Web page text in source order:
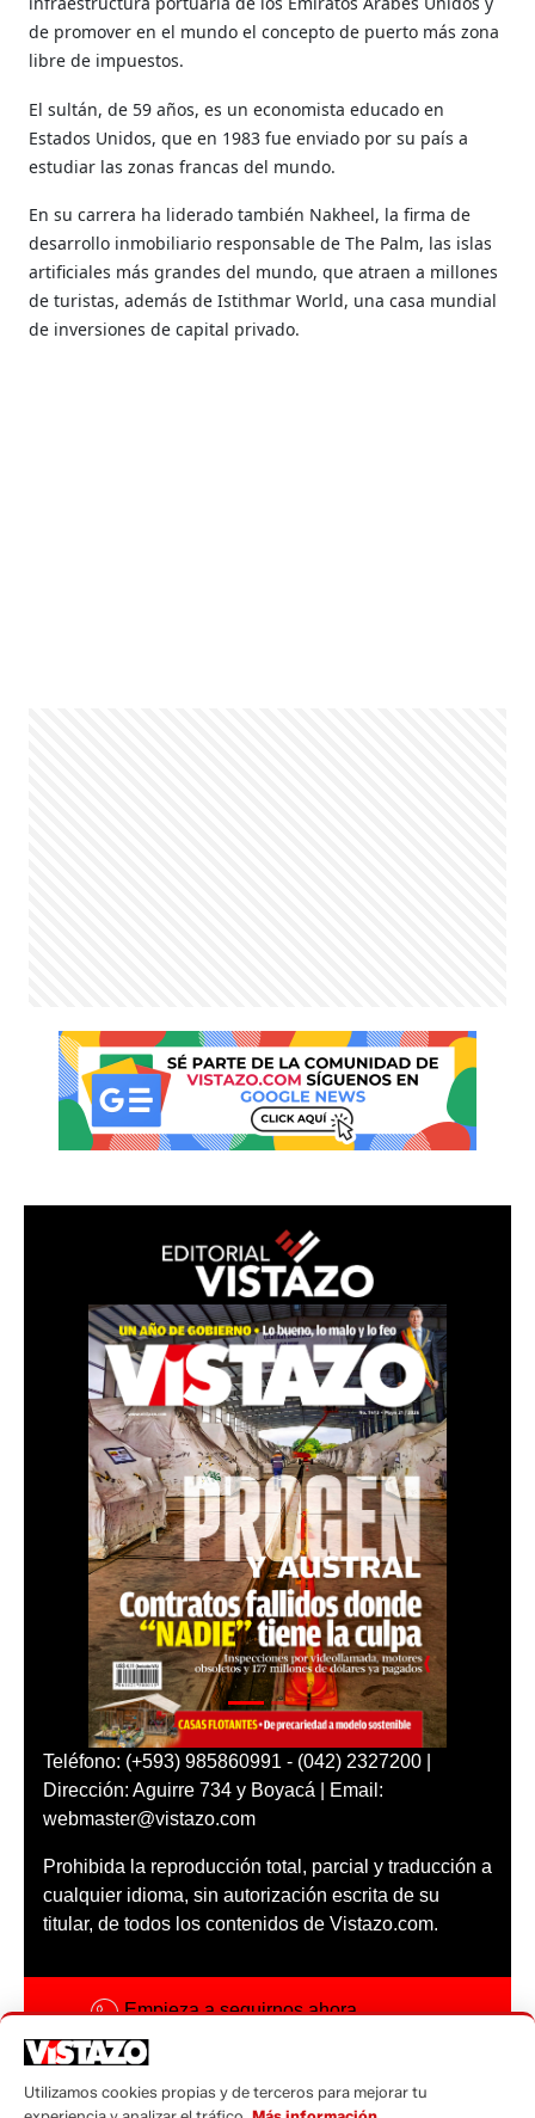
de promover en el mundo el concepto de puerto más zona
libre de impuestos.
El sultán, de 59 años, es un economista educado en
Estados Unidos, que en 1983 fue enviado por su país a
estudiar las zonas francas del mundo.
En su carrera ha liderado también Nakheel, la firma de
desarrollo inmobiliario responsable de The Palm, las islas
artificiales más grandes del mundo, que atraen a millones
de turistas, además de Istithmar World, una casa mundial
de inversiones de capital privado.
Teléfono: (+593) 985860991 - (042) 2327200 |
Dirección: Aguirre 734 y Boyacá | Email:
webmaster@vistazo.com
Prohibida la reproducción total, parcial y traducción a
cualquier idioma, sin autorización escrita de su
titular, de todos los contenidos de Vistazo.com.
Empieza a seguirnos ahora
Código ética
Utilizamos cookies propias y de terceros para mejorar tu